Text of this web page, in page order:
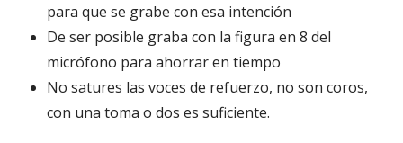
para que se grabe con esa intención
De ser posible graba con la figura en 8 del
micrófono para ahorrar en tiempo
No satures las voces de refuerzo, no son coros,
con una toma o dos es suficiente.